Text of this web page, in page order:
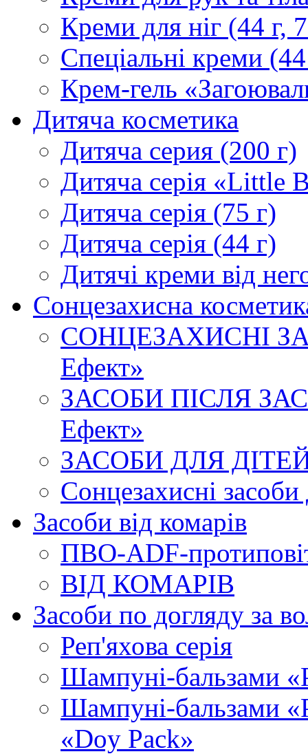
Креми для ніг (44 г,
Спеціальні креми
Крем-гель
Дитяча косметика
Дитяча серия (200 г)
Дитяча серія «Little
Дитяча серія (75 г)
Дитяча серія (44 г)
Дитячі креми від
Сонцезахисна
СОНЦЕЗАХИСНІ
Ефект»
ЗАСОБИ ПІСЛЯ
Ефект»
ЗАСОБИ ДЛЯ ДІТЕЙ.
Сонцезахисні засоби
Засоби від комарів
ПВО-ADF-
ВІД КОМАРІВ
Засоби по догляду за
Реп'яхова серія
Шампуні-бальзами
Шампуні-бальзами
«Doy Pack»